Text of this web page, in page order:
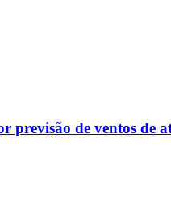
previsão de ventos de